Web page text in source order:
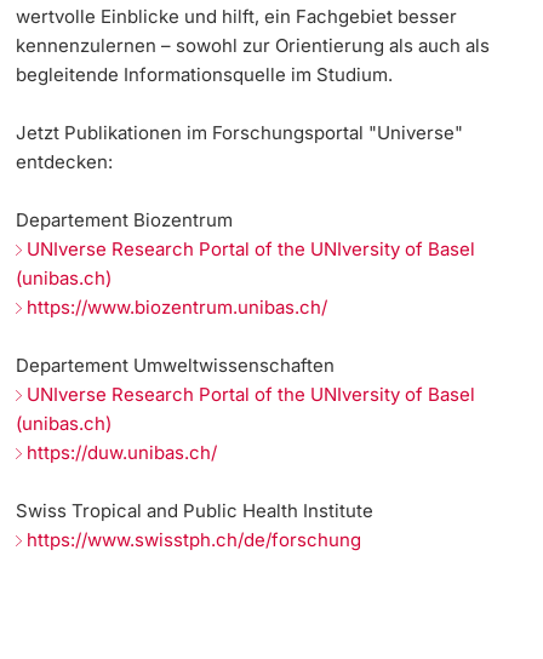
wertvolle Einblicke und hilft, ein Fachgebiet besser
kennenzulernen – sowohl zur Orientierung als auch als
begleitende Informationsquelle im Studium.
Jetzt Publikationen im Forschungsportal "Universe"
entdecken:
Departement Biozentrum
UNIverse Research Portal of the UNIversity of Basel
(unibas.ch)
https://www.biozentrum.unibas.ch/
Departement Umweltwissenschaften
UNIverse Research Portal of the UNIversity of Basel
(unibas.ch)
https://duw.unibas.ch/
Swiss Tropical and Public Health Institute
https://www.swisstph.ch/de/forschung